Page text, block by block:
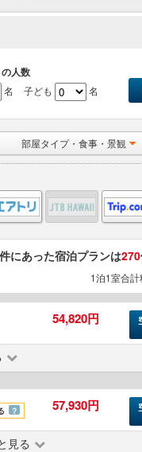
人数
名 子ども 名
部屋タイプ・食事・景観
にあった宿泊プランは270
1泊1室合
54,820円
？ 57,930円
見る